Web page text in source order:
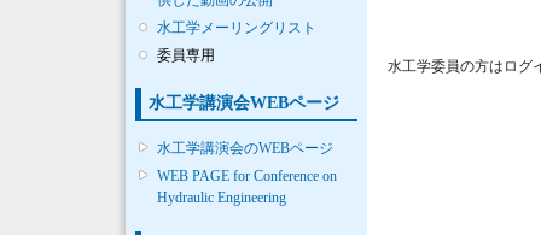
水工学メーリングリスト
委員専用
水工学講演会WEBページ
水工学講演会のWEBページ
WEB PAGE for Conference on
Hydraulic Engineering
水工学委員の方はログ